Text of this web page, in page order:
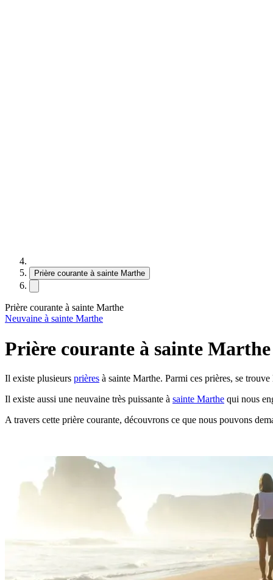
Prière courante à sainte Marthe
Prière courante à sainte Marthe
Neuvaine à sainte Marthe
Prière courante à sainte Marthe
Il existe plusieurs prières à sainte Marthe. Parmi ces prières, se
Il existe aussi une neuvaine très puissante à sainte Marthe qui nous
A travers cette prière courante, découvrons ce que nous pouvons